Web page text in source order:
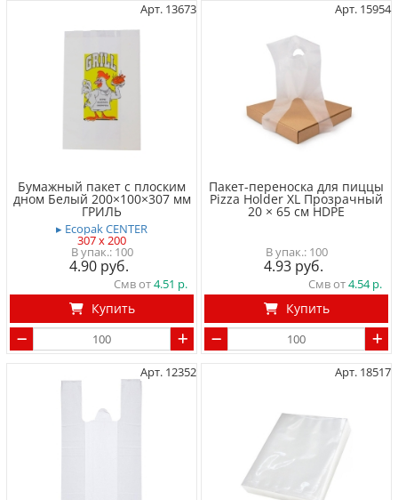
Арт. 13673
Бумажный пакет с плоским
дном Белый 200×100×307 мм
ГРИЛЬ
▸ Ecopak CENTER
307 x 200
100
4.90
Смв от4.51
Купить
Арт. 15954
Пакет-переноска для пиццы
Pizza Holder XL Прозрачный
20 × 65 см HDPE
100
4.93
Смв от4.54
Купить
Арт. 12352 Арт. 18517